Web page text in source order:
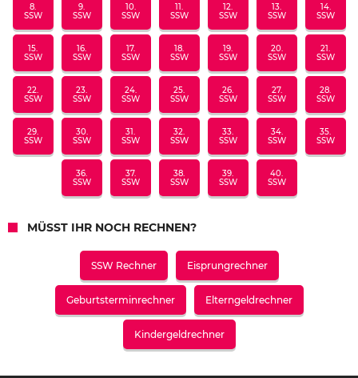
8.
SSW
9.
SSW
10.
SSW
11.
SSW
12.
SSW
13.
SSW
14.
SSW
15.
SSW
16.
SSW
17.
SSW
18.
SSW
19.
SSW
20.
SSW
21.
SSW
22.
SSW
23.
SSW
24.
SSW
25.
SSW
26.
SSW
27.
SSW
28.
SSW
29.
SSW
30.
SSW
31.
SSW
32.
SSW
33.
SSW
34.
SSW
35.
SSW
36.
SSW
37.
SSW
38.
SSW
39.
SSW
40.
SSW
MÜSST IHR NOCH RECHNEN?
SSW Rechner Eisprungrechner
Geburtsterminrechner Elterngeldrechner
Kindergeldrechner